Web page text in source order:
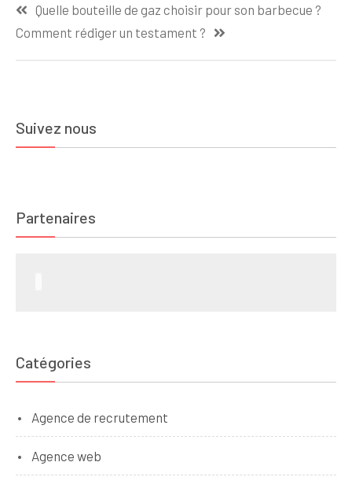
Quelle bouteille de gaz choisir pour son barbecue ?
Comment rédiger un testament ?
Suivez nous
Partenaires
Catégories
Agence de recrutement
Agence web